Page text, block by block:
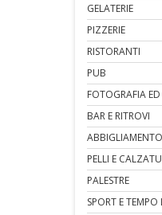
GELATERIE
PIZZERIE
RISTORANTI
PUB
FOTOGRAFIA
BAR E RITROVI
ABBIGLIAMENTO
PELLI E
PALESTRE
SPORT E TEMPO